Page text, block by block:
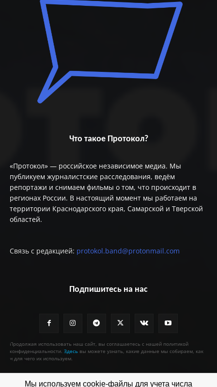
Что такое Протокол?
«Протокол» — российское независимое медиа. Мы
публикуем журналистские расследования, ведём
репортажи и снимаем фильмы о том, что происходит в
регионах России. В настоящий момент мы работаем на
территории Краснодарского края, Самарской и Тверской
областей.
Связь с редакцией: protokol.band@protonmail.com
Подпишитесь на нас
Продолжая использовать наш сайт, вы соглашаетесь с нашей политикой
конфиденциальности. Здесь вы можете узнать, какие данные мы собираем, как
и для чего их используем.
Мы используем cookie-файлы для учета числа